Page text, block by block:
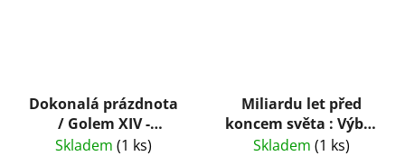
Dokonalá prázdnota
/ Golem XIV -
Stanisław Lem
Skladem (1 ks)
Miliardu let před
koncem světa : Výbor
science fiction
Skladem (1 ks)